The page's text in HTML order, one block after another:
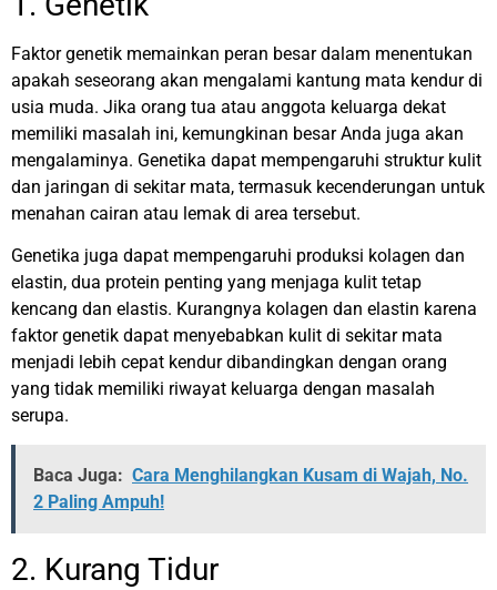
Faktor genetik memainkan peran besar dalam menentukan
apakah seseorang akan mengalami kantung mata kendur di
usia muda. Jika orang tua atau anggota keluarga dekat
memiliki masalah ini, kemungkinan besar Anda juga akan
mengalaminya. Genetika dapat mempengaruhi struktur kulit
dan jaringan di sekitar mata, termasuk kecenderungan untuk
menahan cairan atau lemak di area tersebut.
Genetika juga dapat mempengaruhi produksi kolagen dan
elastin, dua protein penting yang menjaga kulit tetap
kencang dan elastis. Kurangnya kolagen dan elastin karena
faktor genetik dapat menyebabkan kulit di sekitar mata
menjadi lebih cepat kendur dibandingkan dengan orang
yang tidak memiliki riwayat keluarga dengan masalah
serupa.
Baca Juga: Cara Menghilangkan Kusam di Wajah, No.
2 Paling Ampuh!
2. Kurang Tidur